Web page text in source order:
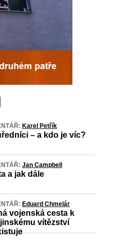
Karel Petřík
– a kdo je víc?
Jan Campbell
a jak dále
Eduard Chmelár
vojenská cesta k
vítězství